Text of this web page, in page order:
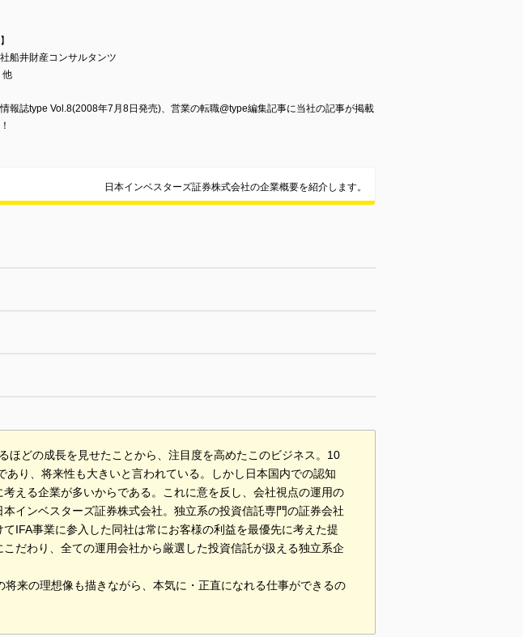
船井財産コンサルタンツ
他
報誌type Vol.8(2008年7月8日発売)、営業の転職@type編集記事に当社の記事が掲載
日本インベスターズ証券株式会社の企業概要を紹介します。
ほどの成長を見せたことから、注目度を高めたこのビジネス。10
り、将来性も大きいと言われている。しかし日本国内での認知
える企業が多いからである。これに意を反し、会社視点の運用の
インベスターズ証券株式会社。独立系の投資信託専門の証券会社
IFA事業に参入した同社は常にお客様の利益を最優先に考えた提
だわり、全ての運用会社から厳選した投資信託が扱える独立系企
来の理想像も描きながら、本気に・正直になれる仕事ができるの